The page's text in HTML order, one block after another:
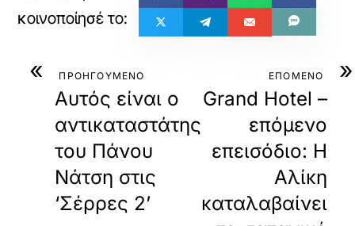
« ΠΡΟΗΓΟΥΜΕΝΟ
Αυτός είναι ο
αντικαταστάτης
του Πάνου
Νάτση στις
‘Σέρρες 2’
»
ΕΠΟΜΕΝΟ
Grand Hotel –
επόμενο
επεισόδιο: Η
Αλίκη
καταλαβαίνει